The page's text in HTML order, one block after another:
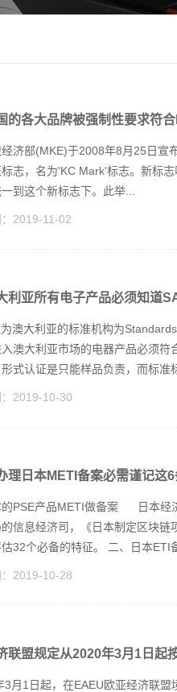
的各大品牌被强制性要求符
济部(MKE)于2008年8月25日宣
志，名为'KC Mark'标志。新标
到这个新标志下。此举...
2019-11-02
利亚所有电子产品必须知道
澳大利亚的标准机构为
澳大利亚市场的电器产品必须符
式认证是只能样品负责，而标准
2019-10-30
理日本METI备案必需谨记这6
的PSE产品METI做备案 日本经
信息经济司，《日本制定区块
32个必备的特征。 二、日本ETI
2019-10-28
联盟规定从2020年3月1日
3月1日起，在EAEU欧亚经济联